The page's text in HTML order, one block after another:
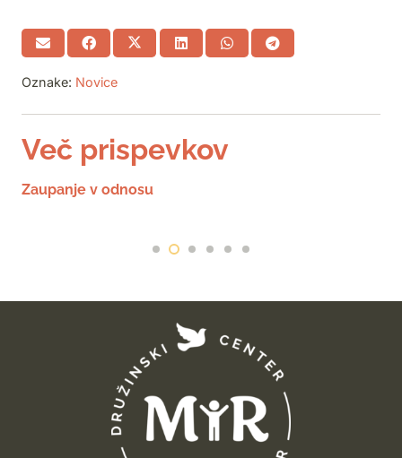
Oznake: Novice
Več prispevkov
Zaupanje v odnosu